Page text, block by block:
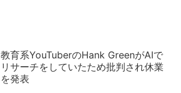
教育系YouTuberのHank GreenがAIで
リサーチをしていたため批判され休業
を発表